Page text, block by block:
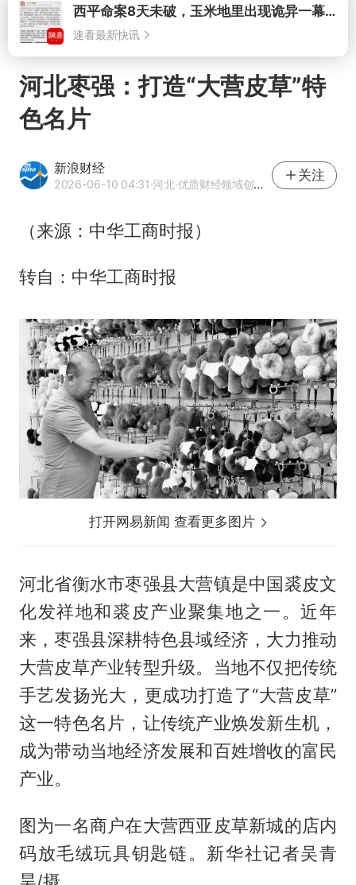
河北枣强：打造“大营皮草”特
色名片
新浪财经
2026-06-10 04:31·河北·优质财经领域创作者
关注
（来源：中华工商时报）
转自：中华工商时报
打开网易新闻 查看更多图片
河北省衡水市枣强县大营镇是中国裘皮文
化发祥地和裘皮产业聚集地之一。近年
来，枣强县深耕特色县域经济，大力推动
大营皮草产业转型升级。当地不仅把传统
手艺发扬光大，更成功打造了“大营皮草”
这一特色名片，让传统产业焕发新生机，
成为带动当地经济发展和百姓增收的富民
产业。
图为一名商户在大营西亚皮草新城的店内
码放毛绒玩具钥匙链。新华社记者吴青